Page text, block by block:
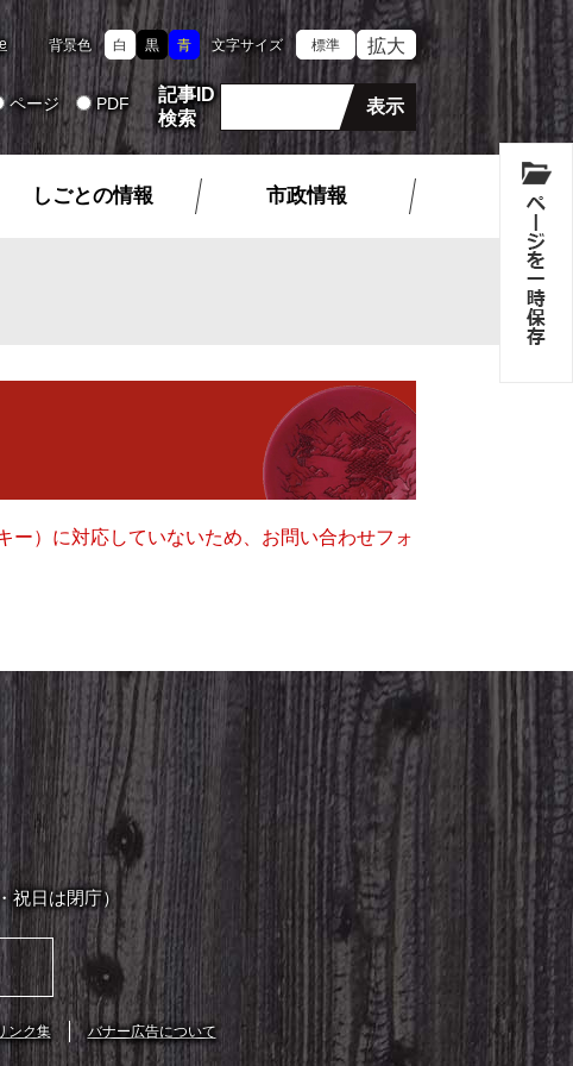
背景色 白 黒 青 文字サイズ 標準 拡大
ページ PDF
記事ID
検索
しごとの情報 市政情報
）に対応していないため、お問い合わせフォ
祝日は閉庁）
ンク集 バナー広告について